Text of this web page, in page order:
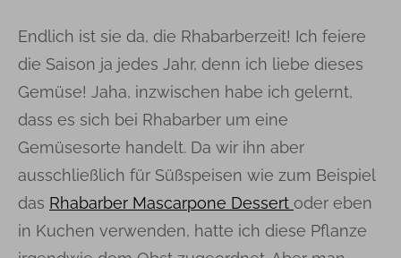
Endlich ist sie da, die Rhabarberzeit! Ich feiere
die Saison ja jedes Jahr, denn ich liebe dieses
Gemüse! Jaha, inzwischen habe ich gelernt,
dass es sich bei Rhabarber um eine
Gemüsesorte handelt. Da wir ihn aber
ausschließlich für Süßspeisen wie zum Beispiel
das Rhabarber Mascarpone Dessert oder eben
in Kuchen verwenden, hatte ich diese Pflanze